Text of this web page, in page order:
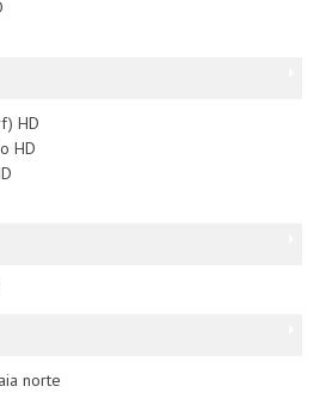
HD
HD
norte